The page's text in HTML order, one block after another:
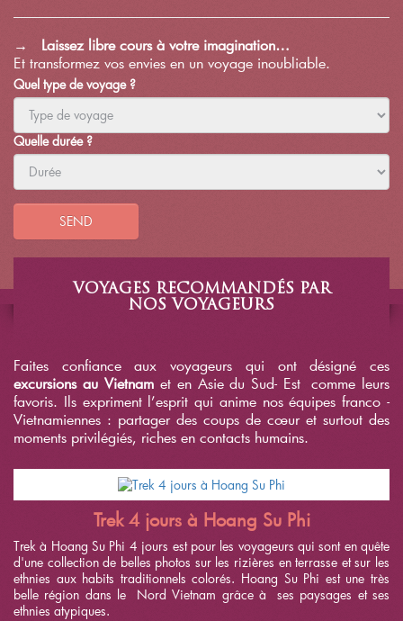
→ Laissez libre cours à votre imagination…
Et transformez vos envies en un voyage inoubliable.
Quel type de voyage ?
Quelle durée ?
SEND
VOYAGES RECOMMANDÉS PAR
NOS VOYAGEURS
Faites confiance aux voyageurs qui ont désigné ces
excursions au Vietnamet en Asie du Sud- Est comme leurs
favoris. Ils expriment l’esprit qui anime nos équipes franco -
Vietnamiennes : partager des coups de cœur et surtout des
moments privilégiés, riches en contacts humains.
Trek 4 jours à Hoang Su Phi
Trek à Hoang Su Phi 4 jours est pour les voyageurs qui sont en quête
d'une collection de belles photos sur les rizières en terrasse et sur les
ethnies aux habits traditionnels colorés. Hoang Su Phi est une très
belle région dans le Nord Vietnam grâce à ses paysages et ses
ethnies atypiques.